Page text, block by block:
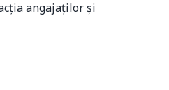
angajaților și